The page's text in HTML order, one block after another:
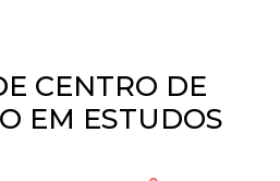
CENTRO DE
EM ESTUDOS